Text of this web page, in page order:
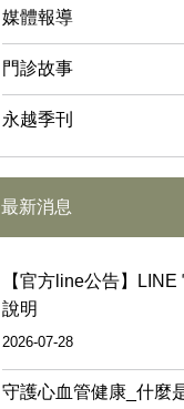
媒體報導
門診故事
永越季刊
最新消息
【官方line公告】
說明
2026-07-28
守護心血管健康_什麼